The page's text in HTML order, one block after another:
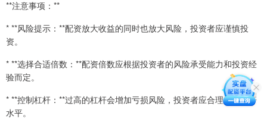
**注意事项：**
* **风险提示：**配资放大收益的同时也放大风险，投资者应谨慎投
资。
* **选择合适倍数：**配资倍数应根据投资者的风险承受能力和投资经
验而定。
* **控制杠杆：**过高的杠杆会增加亏损风险，投资者应合理控制杠杆
水平。